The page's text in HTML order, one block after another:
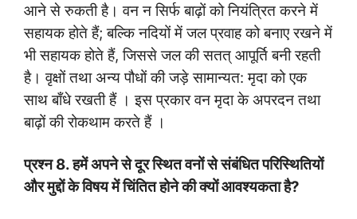
आने से रुकती है। वन न सिर्फ बाढ़ों को नियंत्रित करने में
सहायक होते हैं; बल्कि नदियों में जल प्रवाह को बनाए रखने में
भी सहायक होते हैं, जिससे जल की सतत् आपूर्ति बनी रहती
है। वृक्षों तथा अन्य पौधों की जड़े सामान्यत: मृदा को एक
साथ बाँधे रखती हैं । इस प्रकार वन मृदा के अपरदन तथा
बाढ़ों की रोकथाम करते हैं ।
प्रश्न8.हमें अपने से दूर स्थित वनों से संबंधित परिस्थितियों
और मुद्दों के विषय में चिंतित होने की क्यों आवश्यकता है?